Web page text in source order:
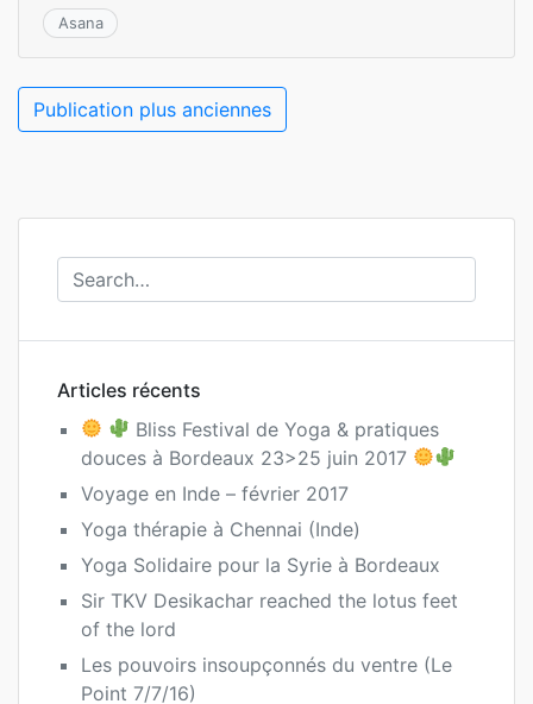
Asana
Navigation
Publication plus anciennes
Articles récents
Bliss Festival de Yoga & pratiques
douces à Bordeaux 23>25 juin 2017
Voyage en Inde – février 2017
Yoga thérapie à Chennai (Inde)
Yoga Solidaire pour la Syrie à Bordeaux
Sir TKV Desikachar reached the lotus feet
of the lord
Les pouvoirs insoupçonnés du ventre (Le
Point 7/7/16)